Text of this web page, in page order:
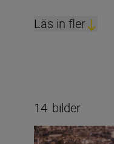
Läs in fler
14 bilder